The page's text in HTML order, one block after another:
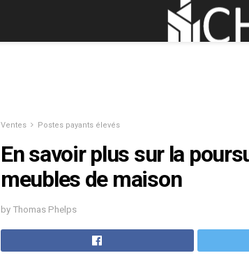
Ventes Postes payants élevés
En savoir plus sur la
meubles de maison
by Thomas Phelps